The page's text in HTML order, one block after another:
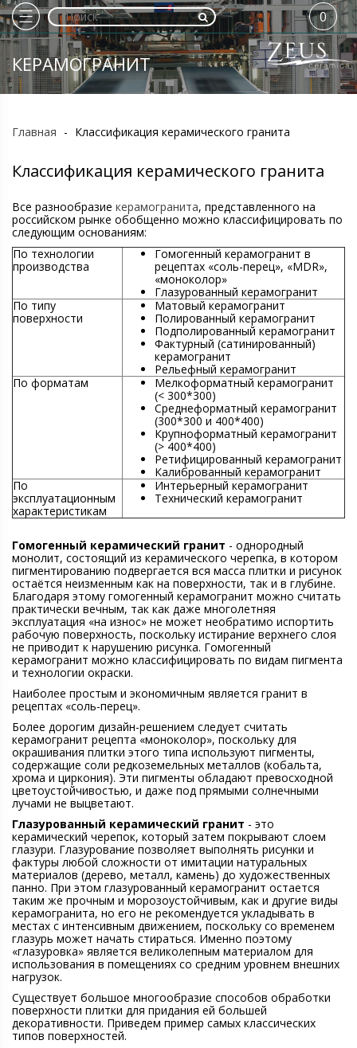
КЕРАМОГРАНИТ
0
Главная - Классификация керамического гранита
Классификация керамического гранита
Все разнообразие керамогранита, представленного на
российском рынке обобщенно можно классифицировать по
следующим основаниям:
По технологии
производства
Гомогенный керамогранит в
рецептах «соль-перец», «MDR»,
«моноколор»
Глазурованный керамогранит
По типу
поверхности
Матовый керамогранит
Полированный керамогранит
Подполированный керамогранит
Фактурный (сатинированный)
керамогранит
Рельефный керамогранит
По форматам
Мелкоформатный керамогранит
(< 300*300)
Среднеформатный керамогранит
(300*300 и 400*400)
Крупноформатный керамогранит
(> 400*400)
Ретифицированный керамогранит
Калиброванный керамогранит
По
эксплуатационным
характеристикам
Интерьерный керамогранит
Технический керамогранит
Гомогенный керамический гранит - однородный
монолит, состоящий из керамического черепка, в котором
пигментированию подвергается вся масса плитки и рисунок
остаётся неизменным как на поверхности, так и в глубине.
Благодаря этому гомогенный керамогранит можно считать
практически вечным, так как даже многолетняя
эксплуатация «на износ» не может необратимо испортить
рабочую поверхность, поскольку истирание верхнего слоя
не приводит к нарушению рисунка. Гомогенный
керамогранит можно классифицировать по видам пигмента
и технологии окраски.
Наиболее простым и экономичным является гранит в
рецептах «соль-перец».
Более дорогим дизайн-решением следует считать
керамогранит рецепта «моноколор», поскольку для
окрашивания плитки этого типа используют пигменты,
содержащие соли редкоземельных металлов (кобальта,
хрома и циркония). Эти пигменты обладают превосходной
цветоустойчивостью, и даже под прямыми солнечными
лучами не выцветают.
Глазурованный керамический гранит - это
керамический черепок, который затем покрывают слоем
глазури. Глазурование позволяет выполнять рисунки и
фактуры любой сложности от имитации натуральных
материалов (дерево, металл, камень) до художественных
панно. При этом глазурованный керамогранит остается
таким же прочным и морозоустойчивым, как и другие виды
керамогранита, но его не рекомендуется укладывать в
местах с интенсивным движением, поскольку со временем
глазурь может начать стираться. Именно поэтому
«глазуровка» является великолепным материалом для
использования в помещениях со средним уровнем внешних
нагрузок.
Существует большое многообразие способов обработки
поверхности плитки для придания ей большей
декоративности. Приведем пример самых классических
типов поверхностей.